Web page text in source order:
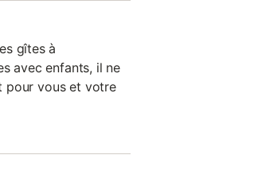
gîtes à
avec enfants, il ne
pour vous et votre